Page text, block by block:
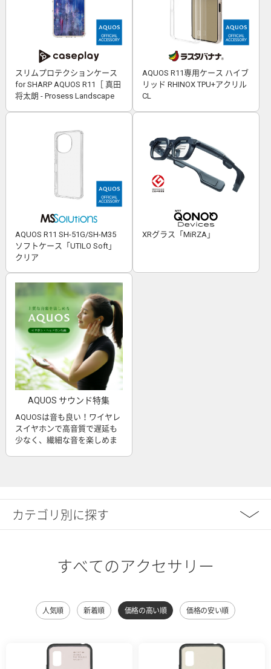
スリムプロテクションケース
for SHARP AQUOS R11［ 真田
将太朗 - Prosess Landscape
AQUOS R11専用ケース ハイブ
リッド RHINOX TPU+アクリル
CL
AQUOS R11 SH-51G/SH-M35
ソフトケース「UTILO Soft」
クリア
XRグラス「MiRZA」
AQUOS サウンド特集
AQUOSは音も良い！ワイヤレ
スイヤホンで高音質で遅延も
少なく、繊細な音を楽しめま
カテゴリ別に探す
すべてのアクセサリー
人気順 新着順 価格の高い順 価格の安い順